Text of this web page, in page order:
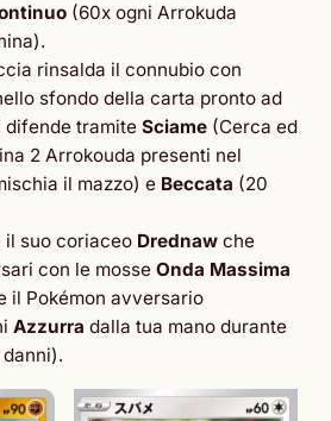
(60x ogni Arrokuda
rinsalda il connubio con
sfondo della carta pronto ad
difende tramite Sciame (Cerca ed
2 Arrokouda presenti nel
il mazzo) e Beccata (20
il suo coriaceo Drednaw che
con le mosse Onda Massima
il Pokémon avversario
Azzurra dalla tua mano durante
danni).